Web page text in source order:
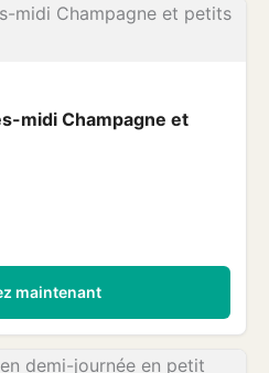
midi Champagne et
maintenant